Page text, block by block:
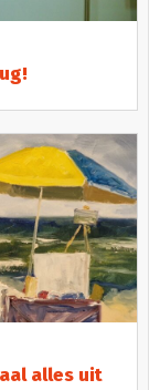
alles uit